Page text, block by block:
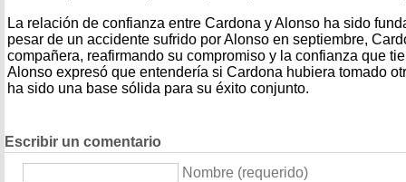
La relación de confianza entre Cardona y Alonso ha sido
pesar de un accidente sufrido por Alonso en septiembre,
compañera, reafirmando su compromiso y la confianza que
Alonso expresó que entendería si Cardona hubiera tomado
ha sido una base sólida para su éxito conjunto.
Escribir un comentario
Nombre (requerido)